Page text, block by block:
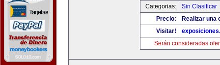
Categorias:
Sin Clasificar
Precio:
Realizar una
Visitar!
Serán consideradas